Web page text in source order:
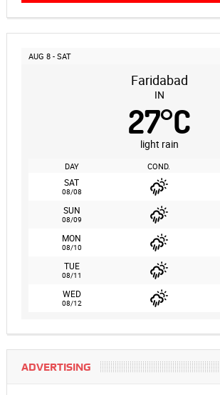
AUG 8 - SAT
Faridabad
IN
27°C
light rain
DAY COND.
SAT
08/08
SUN
08/09
MON
08/10
TUE
08/11
WED
08/12
ADVERTISING